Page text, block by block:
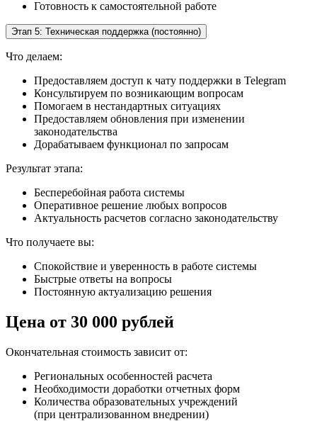
Готовность к самостоятельной работе
Этап 5: Техническая поддержка (постоянно)
Что делаем:
Предоставляем доступ к чату поддержки в Telegram
Консультируем по возникающим вопросам
Помогаем в нестандартных ситуациях
Предоставляем обновления при изменении
законодательства
Дорабатываем функционал по запросам
Результат этапа:
Бесперебойная работа системы
Оперативное решение любых вопросов
Актуальность расчетов согласно законодательству
Что получаете вы:
Спокойствие и уверенность в работе системы
Быстрые ответы на вопросы
Постоянную актуализацию решения
Цена от 30 000 рублей
Окончательная стоимость зависит от:
Региональных особенностей расчета
Необходимости доработки отчетных форм
Количества образовательных учреждений
(при централизованном внедрении)